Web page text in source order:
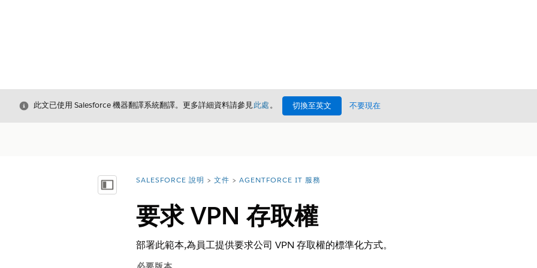
結束
此文已使用 Salesforce 機器翻譯系統翻譯。更多詳細資料請參見此處。 切換至英文 不要現在
顯示目錄 您位於此處：
SALESFORCE 說明 文件 AGENTFORCE IT 服務
要求 VPN 存取權
部署此範本,為員工提供要求公司 VPN 存取權的標準化方式。